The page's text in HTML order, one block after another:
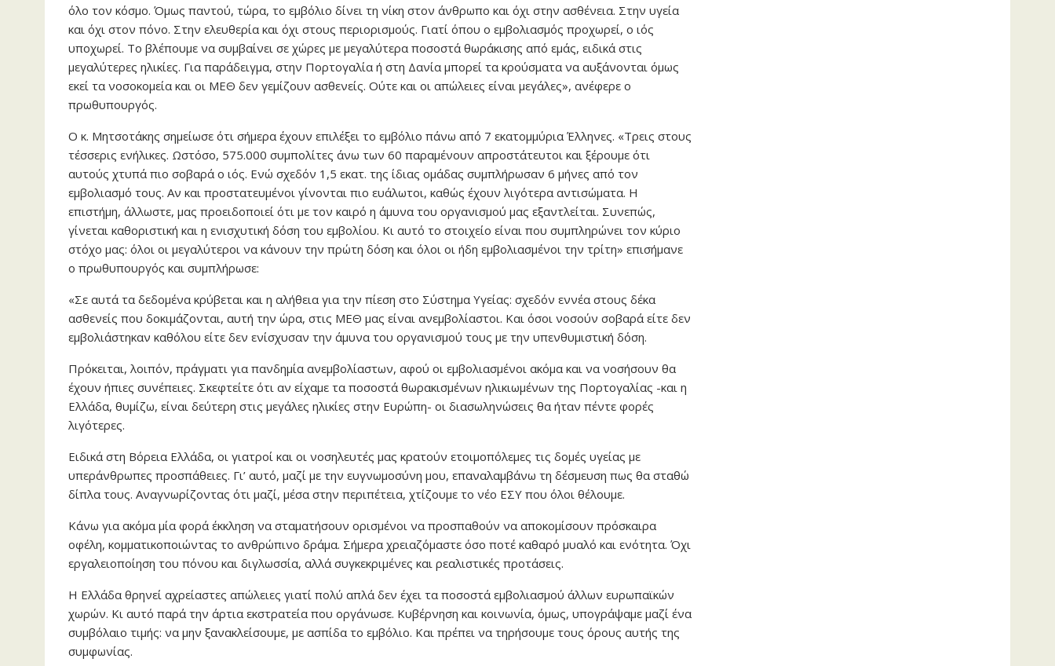
όλο τον κόσμο. Όμως παντού, τώρα, το εμβόλιο δίνει τη νίκη στον άνθρωπο και όχι στην ασθένεια. Στην υγεία
και όχι στον πόνο. Στην ελευθερία και όχι στους περιορισμούς. Γιατί όπου ο εμβολιασμός προχωρεί, ο ιός
υποχωρεί. Το βλέπουμε να συμβαίνει σε χώρες με μεγαλύτερα ποσοστά θωράκισης από εμάς, ειδικά στις
μεγαλύτερες ηλικίες. Για παράδειγμα, στην Πορτογαλία ή στη Δανία μπορεί τα κρούσματα να αυξάνονται όμως
εκεί τα νοσοκομεία και οι ΜΕΘ δεν γεμίζουν ασθενείς. Ούτε και οι απώλειες είναι μεγάλες», ανέφερε ο
πρωθυπουργός.
Ο κ. Μητσοτάκης σημείωσε ότι σήμερα έχουν επιλέξει το εμβόλιο πάνω από 7 εκατομμύρια Έλληνες. «Τρεις στους
τέσσερις ενήλικες. Ωστόσο, 575.000 συμπολίτες άνω των 60 παραμένουν απροστάτευτοι και ξέρουμε ότι
αυτούς χτυπά πιο σοβαρά ο ιός. Ενώ σχεδόν 1,5 εκατ. της ίδιας ομάδας συμπλήρωσαν 6 μήνες από τον
εμβολιασμό τους. Αν και προστατευμένοι γίνονται πιο ευάλωτοι, καθώς έχουν λιγότερα αντισώματα. Η
επιστήμη, άλλωστε, μας προειδοποιεί ότι με τον καιρό η άμυνα του οργανισμού μας εξαντλείται. Συνεπώς,
γίνεται καθοριστική και η ενισχυτική δόση του εμβολίου. Κι αυτό το στοιχείο είναι που συμπληρώνει τον κύριο
στόχο μας: όλοι οι μεγαλύτεροι να κάνουν την πρώτη δόση και όλοι οι ήδη εμβολιασμένοι την τρίτη» επισήμανε
ο πρωθυπουργός και συμπλήρωσε:
«Σε αυτά τα δεδομένα κρύβεται και η αλήθεια για την πίεση στο Σύστημα Υγείας: σχεδόν εννέα στους δέκα
ασθενείς που δοκιμάζονται, αυτή την ώρα, στις ΜΕΘ μας είναι ανεμβολίαστοι. Και όσοι νοσούν σοβαρά είτε δεν
εμβολιάστηκαν καθόλου είτε δεν ενίσχυσαν την άμυνα του οργανισμού τους με την υπενθυμιστική δόση.
Πρόκειται, λοιπόν, πράγματι για πανδημία ανεμβολίαστων, αφού οι εμβολιασμένοι ακόμα και να νοσήσουν θα
έχουν ήπιες συνέπειες. Σκεφτείτε ότι αν είχαμε τα ποσοστά θωρακισμένων ηλικιωμένων της Πορτογαλίας -και η
Ελλάδα, θυμίζω, είναι δεύτερη στις μεγάλες ηλικίες στην Ευρώπη- οι διασωληνώσεις θα ήταν πέντε φορές
λιγότερες.
Ειδικά στη Βόρεια Ελλάδα, οι γιατροί και οι νοσηλευτές μας κρατούν ετοιμοπόλεμες τις δομές υγείας με
υπεράνθρωπες προσπάθειες. Γι’ αυτό, μαζί με την ευγνωμοσύνη μου, επαναλαμβάνω τη δέσμευση πως θα σταθώ
δίπλα τους. Αναγνωρίζοντας ότι μαζί, μέσα στην περιπέτεια, χτίζουμε το νέο ΕΣΥ που όλοι θέλουμε.
Κάνω για ακόμα μία φορά έκκληση να σταματήσουν ορισμένοι να προσπαθούν να αποκομίσουν πρόσκαιρα
οφέλη, κομματικοποιώντας το ανθρώπινο δράμα. Σήμερα χρειαζόμαστε όσο ποτέ καθαρό μυαλό και ενότητα. Όχι
εργαλειοποίηση του πόνου και διγλωσσία, αλλά συγκεκριμένες και ρεαλιστικές προτάσεις.
Η Ελλάδα θρηνεί αχρείαστες απώλειες γιατί πολύ απλά δεν έχει τα ποσοστά εμβολιασμού άλλων ευρωπαϊκών
χωρών. Κι αυτό παρά την άρτια εκστρατεία που οργάνωσε. Κυβέρνηση και κοινωνία, όμως, υπογράψαμε μαζί ένα
συμβόλαιο τιμής: να μην ξανακλείσουμε, με ασπίδα το εμβόλιο. Και πρέπει να τηρήσουμε τους όρους αυτής της
συμφωνίας.